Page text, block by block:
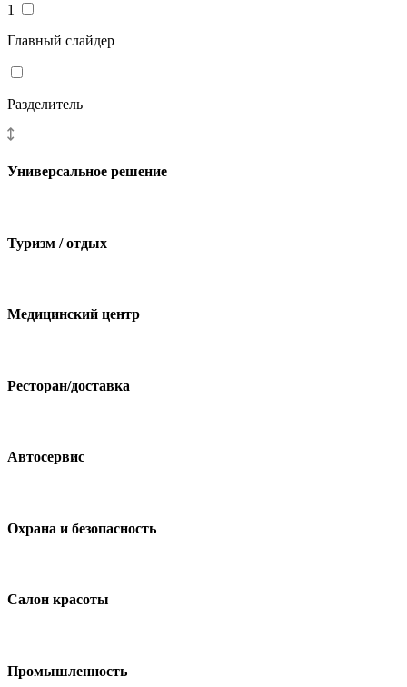
1
Главный слайдер
Разделитель
Универсальное решение
Туризм / отдых
Медицинский центр
Ресторан/доставка
Автосервис
Охрана и безопасность
Салон красоты
Промышленность